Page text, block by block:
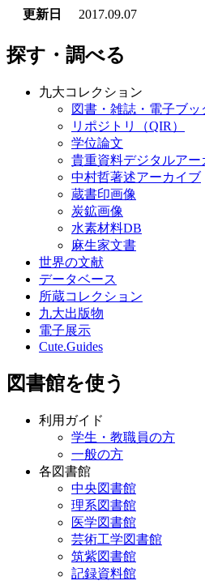
更新日
2017.09.07
探す・調べる
九大コレクション
図書・雑誌・電子ブ
リポジトリ（QIR）
学位論文
貴重資料デジタルアー
中村哲著述アーカイブ
蔵書印画像
炭鉱画像
水素材料DB
麻生家文書
世界の文献
データベース
所蔵コレクション
九大出版物
電子展示
Cute.Guides
図書館を使う
利用ガイド
学生・教職員の方
一般の方
各図書館
中央図書館
理系図書館
医学図書館
芸術工学図書館
筑紫図書館
記録資料館